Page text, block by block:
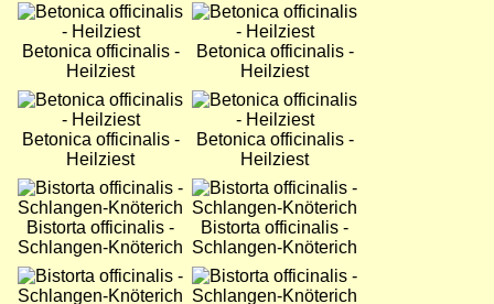
Bild
Betonica officinalis -
Heilziest
Bild
Betonica officinalis -
Heilziest
Bild
Betonica officinalis -
Heilziest
Bild
Betonica officinalis -
Heilziest
Bild
Bistorta officinalis -
Schlangen-Knöterich
Bild
Bistorta officinalis -
Schlangen-Knöterich
Bild
Bild